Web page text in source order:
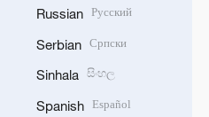
Russian Русский
Serbian Српски
Sinhala සිංහල
Spanish Español